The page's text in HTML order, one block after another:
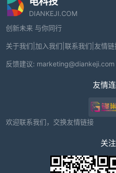
DIANKEJI.COM
创新未来 与你同行
关于我们 加入我们 联系我们 友情链
反馈建议: marketing@diankeji.com
友情
欢迎联系我们，交换友情链接
关注